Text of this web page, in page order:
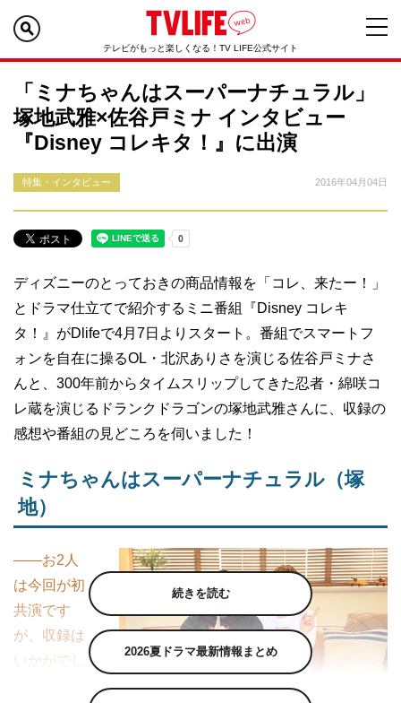
テレビがもっと楽しくなる！TV LIFE公式サイト
「ミナちゃんはスーパーナチュラル」
塚地武雅×佐谷戸ミナ インタビュー
『Disney コレキタ！』に出演
特集・インタビュー 2016年04月04日
ディズニーのとっておきの商品情報を「コレ、来たー！」
とドラマ仕立てで紹介するミニ番組『Disney コレキ
タ！』がDlifeで4月7日よりスタート。番組でスマートフ
ォンを自在に操るOL・北沢ありさを演じる佐谷戸ミナさ
んと、300年前からタイムスリップしてきた忍者・綿咲コ
レ蔵を演じるドランクドラゴンの塚地武雅さんに、収録の
感想や番組の見どころを伺いました！
ミナちゃんはスーパーナチュラル（塚
地）
――お2人
は今回が初
共演です
が、収録は
いかがでし
続きを読む
2026夏ドラマ最新情報まとめ